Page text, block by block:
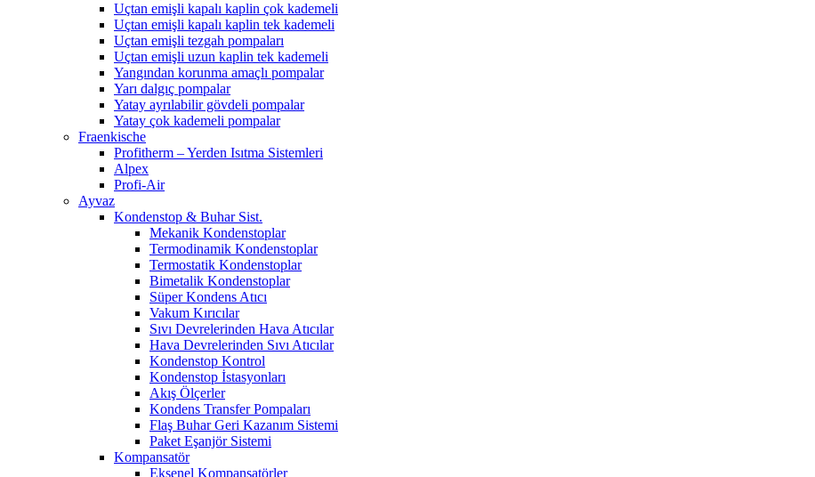
Uçtan emişli kapalı kaplin çok kademeli
Uçtan emişli kapalı kaplin tek kademeli
Uçtan emişli tezgah pompaları
Uçtan emişli uzun kaplin tek kademeli
Yangından korunma amaçlı pompalar
Yarı dalgıç pompalar
Yatay ayrılabilir gövdeli pompalar
Yatay çok kademeli pompalar
Fraenkische
Profitherm – Yerden Isıtma Sistemleri
Alpex
Profi-Air
Ayvaz
Kondenstop & Buhar Sist.
Mekanik Kondenstoplar
Termodinamik Kondenstoplar
Termostatik Kondenstoplar
Bimetalik Kondenstoplar
Süper Kondens Atıcı
Vakum Kırıcılar
Sıvı Devrelerinden Hava Atıcılar
Hava Devrelerinden Sıvı Atıcılar
Kondenstop Kontrol
Kondenstop İstasyonları
Akış Ölçerler
Kondens Transfer Pompaları
Flaş Buhar Geri Kazanım Sistemi
Paket Eşanjör Sistemi
Kompansatör
Eksenel Kompansatörler